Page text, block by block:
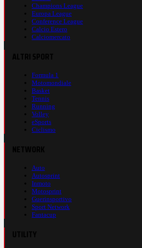
Champions League
Europa League
Conference League
Calcio Estero
Calciomercato
Formula 1
Motomondiale
Basket
Tennis
Running
Volley
eSports
Ciclismo
Auto
Autosprint
Inmoto
Motosprint
Guerinsportivo
Sport Network
Fantacup